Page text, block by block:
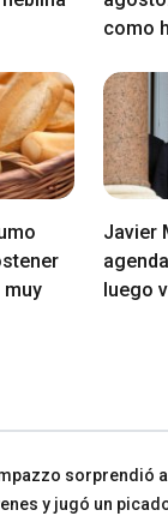
como
muy
Javier
luego
sorprendió
y jugó un